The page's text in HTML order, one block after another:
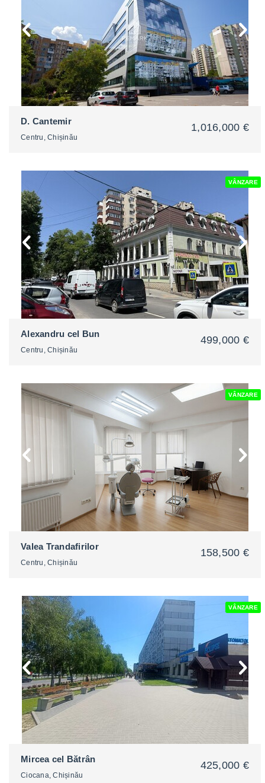
D. Cantemir
Centru, Chișinău
1,016,000 €
VÂNZARE
2
Alexandru cel Bun
Centru, Chișinău
499,000 €
VÂNZARE
2
Valea Trandafirilor
Centru, Chișinău
158,500 €
VÂNZARE
Mircea cel Bătrân
Ciocana, Chișinău
425,000 €